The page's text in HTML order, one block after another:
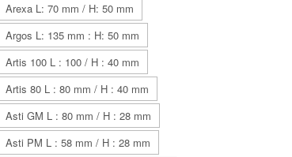
Arexa L: 70 mm / H: 50 mm
Argos L: 135 mm : H: 50 mm
Artis 100 L : 100 / H : 40 mm
Artis 80 L : 80 mm / H : 40 mm
Asti GM L : 80 mm / H : 28 mm
Asti PM L : 58 mm / H : 28 mm